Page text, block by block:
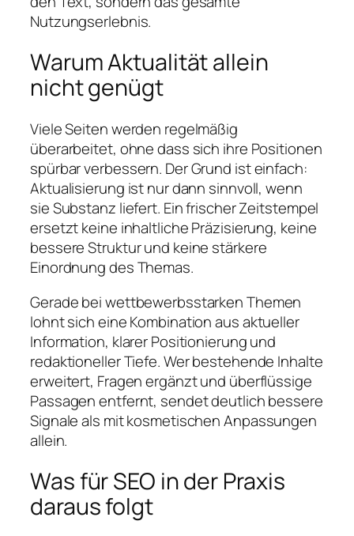
Nutzungserlebnis.
Warum Aktualität allein
nicht genügt
Viele Seiten werden regelmäßig
überarbeitet, ohne dass sich ihre Positionen
spürbar verbessern. Der Grund ist einfach:
Aktualisierung ist nur dann sinnvoll, wenn
sie Substanz liefert. Ein frischer Zeitstempel
ersetzt keine inhaltliche Präzisierung, keine
bessere Struktur und keine stärkere
Einordnung des Themas.
Gerade bei wettbewerbsstarken Themen
lohnt sich eine Kombination aus aktueller
Information, klarer Positionierung und
redaktioneller Tiefe. Wer bestehende Inhalte
erweitert, Fragen ergänzt und überflüssige
Passagen entfernt, sendet deutlich bessere
Signale als mit kosmetischen Anpassungen
allein.
Was für SEO in der Praxis
daraus folgt